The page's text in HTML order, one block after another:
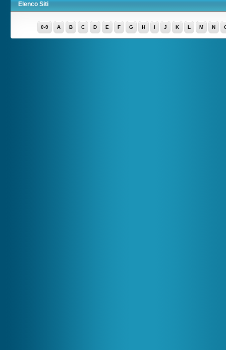
Elenco Siti
0-9 A B C D E F G H I J K L M N